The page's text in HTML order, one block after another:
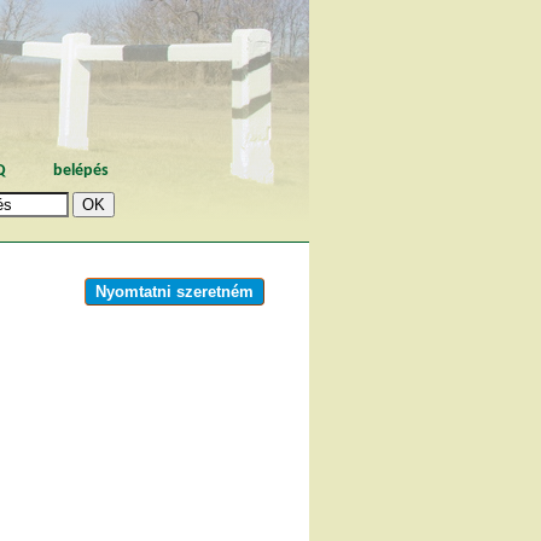
belépés
Nyomtatni szeretném